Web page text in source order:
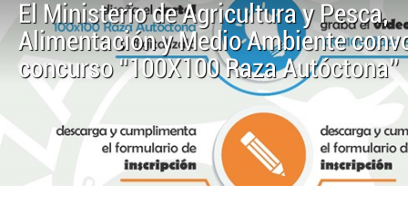
El Ministerio de Agricultura y Pesca,
Alimentación y Medio Ambiente
concurso “100X100 Raza Autóctona”